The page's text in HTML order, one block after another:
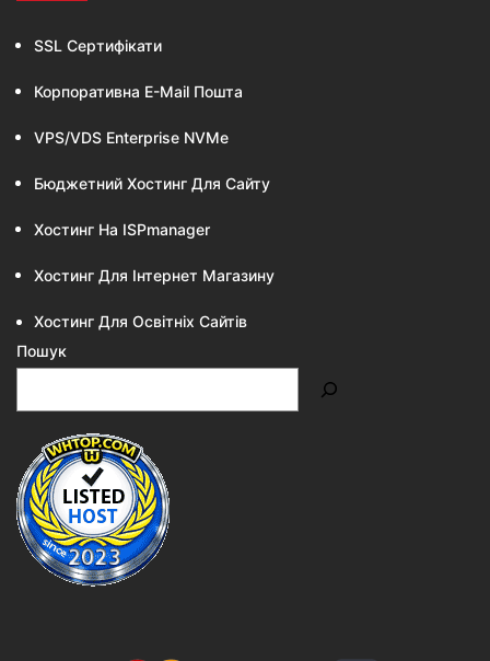
SSL Сертифікати
Корпоративна E-Mail Пошта
VPS/VDS Enterprise NVMe
Бюджетний Хостинг Для Сайту
Хостинг На ISPmanager
Хостинг Для Інтернет Магазину
Хостинг Для Освітніх Сайтів
Пошук